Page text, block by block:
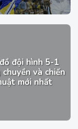
đội hình 5-1
chuyền và chiến
mới nhất